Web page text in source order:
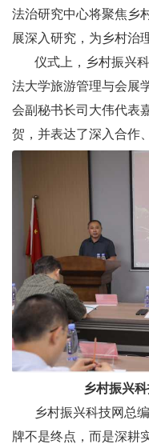
法治研究中心将聚焦乡
展深入研究，为乡村治
仪式上，乡村振兴科
法大学旅游管理与会展
会副秘书长司大伟代表
贺，并表达了深入合作
乡村振兴
乡村振兴科技网总编
牌不是终点，而是深耕